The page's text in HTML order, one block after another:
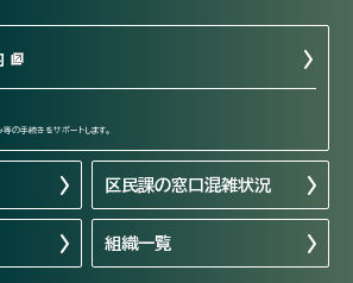
の手続きをサポートします。
区民課の窓口混雑状況
組織一覧